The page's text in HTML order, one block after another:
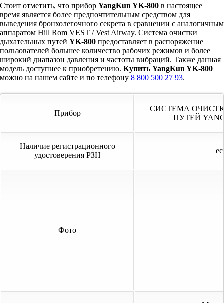
Стоит отметить, что прибор YangKun YK-800 в настоящее
время является более предпочтительным средством для
выведения бронхолегочного секрета в сравнении с аналогичным
аппаратом Hill Rom VEST / Vest Airway. Система очистки
дыхательных путей YK-800 предоставляет в распоряжение
пользователей большее количество рабочих режимов и более
широкий диапазон давления и частоты вибраций. Также данная
модель доступнее к приобретению. Купить YangKun YK-800
можно на нашем сайте и по телефону 8 800 500 27 93.
Прибор
СИСТЕМА
ПУТЕЙ
Наличие регистрационного
удостоверения РЗН
Фото